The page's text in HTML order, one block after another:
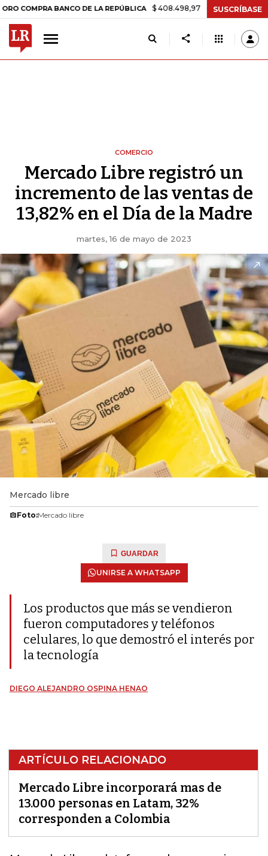
BANCO DE LA REPÚBLICA $ 408.498,97 +$ 8.753,81 +2,19%
SUSCRÍBASE
COMERCIO
Mercado Libre registró un
incremento de las ventas de
13,82% en el Día de la Madre
martes, 16 de mayo de 2023
Mercado libre
Foto:Mercado libre
GUARDAR
UNIRSE A WHATSAPP
Los productos que más se vendieron
fueron computadores y teléfonos
celulares, lo que demostró el interés por
la tecnología
DIEGO ALEJANDRO OSPINA HENAO
ARTÍCULO RELACIONADO
Mercado Libre incorporará mas de
13.000 personas en Latam, 32%
corresponden a Colombia